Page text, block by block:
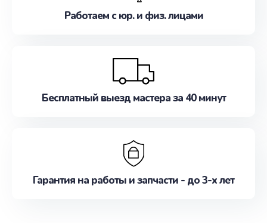
Работаем с юр. и физ. лицами
Бесплатный выезд мастера за 40 минут
Гарантия на работы и запчасти - до 3-х лет